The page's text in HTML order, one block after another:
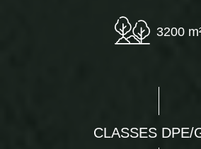
3200
CLASSES DPE/